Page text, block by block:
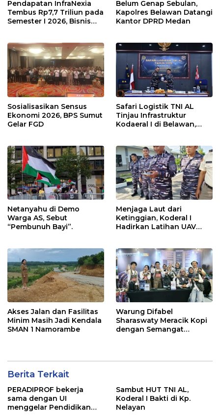
Pendapatan InfraNexia
Tembus Rp7,7 Triliun pada
Semester I 2026, Bisnis
Belum Genap Sebulan,
Kapolres Belawan Datangi
Kantor DPRD Medan
Sosialisasikan Sensus
Ekonomi 2026, BPS Sumut
Gelar FGD
Safari Logistik TNI AL
Tinjau Infrastruktur
Kodaeral I di Belawan,
Netanyahu di Demo
Warga AS, Sebut
“Pembunuh Bayi”.
Menjaga Laut dari
Ketinggian, Koderal I
Hadirkan Latihan UAV
Akses Jalan dan Fasilitas
Minim Masih Jadi Kendala
SMAN 1 Namorambe
Warung Difabel
Sharaswaty Meracik Kopi
dengan Semangat
Berita Terkait
PERADIPROF bekerja
sama dengan UI
menggelar Pendidikan
Sambut HUT TNI AL,
Koderal I Bakti di Kp.
Nelayan